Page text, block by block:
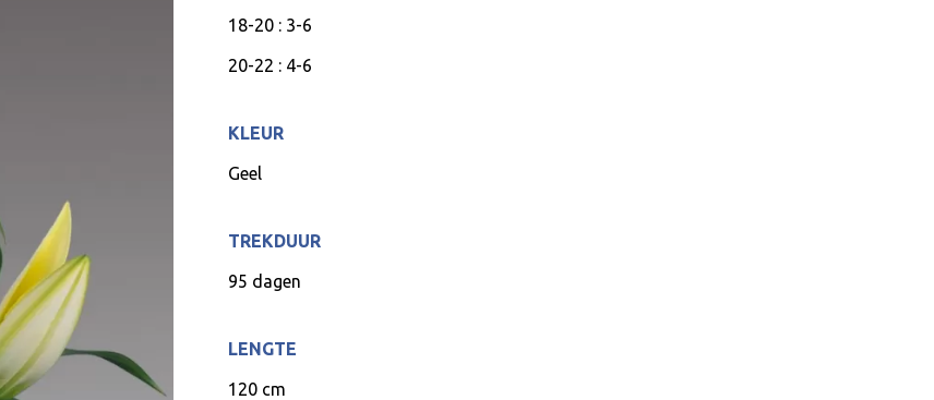
18-20 : 3-6
20-22 : 4-6
KLEUR
Geel
TREKDUUR
95 dagen
LENGTE
120 cm